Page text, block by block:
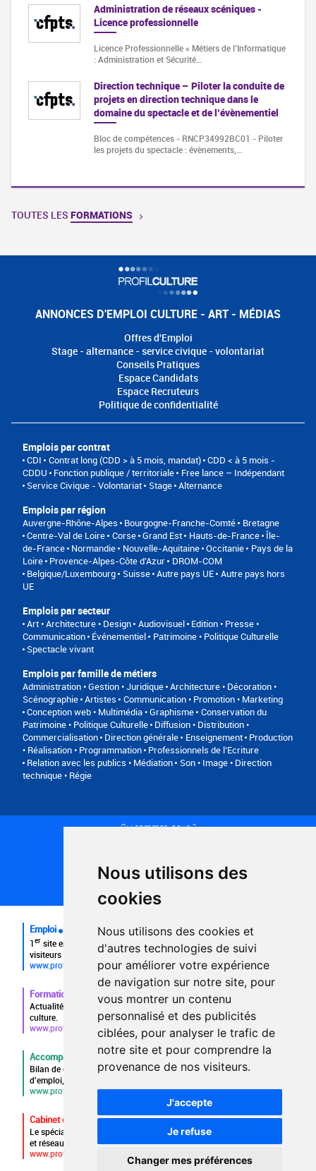
Nous utilisons des
cookies
Nous utilisons des cookies et
d'autres technologies de suivi
pour améliorer votre expérience
de navigation sur notre site, pour
vous montrer un contenu
personnalisé et des publicités
ciblées, pour analyser le trafic de
notre site et pour comprendre la
provenance de nos visiteurs.
J'accepte
Je refuse
Changer mes préférences
Administration de réseaux scéniques -
Licence professionnelle
Licence Professionnelle « Métiers de l’Informatique
: Administration et Sécurité…
Direction technique – Piloter la conduite de
projets en direction technique dans le
domaine du spectacle et de l’évènementiel
Bloc de compétences - RNCP34992BC01 - Piloter
les projets du spectacle : évènements,…
TOUTES LES FORMATIONS
ANNONCES D'EMPLOI CULTURE - ART - MÉDIAS
Offres d'Emploi
Stage - alternance - service civique - volontariat
Conseils Pratiques
Espace Candidats
Espace Recruteurs
Politique de confidentialité
Emplois par contrat
CDI Contrat long (CDD > à 5 mois, mandat) CDD < à 5 mois -
CDDU
Fonction publique / territoriale
Free lance – Indépendant
Service Civique - Volontariat
Stage Alternance
Emplois par région
Auvergne-Rhône-Alpes Bourgogne-Franche-Comté
Bretagne
Centre-Val de Loire Corse Grand Est Hauts-de-France Île-
de-France Normandie Nouvelle-Aquitaine Occitanie
Pays de la
Loire Provence-Alpes-Côte d'Azur
DROM-COM
Belgique/Luxembourg
Suisse Autre pays UE Autre pays hors
UE
Emplois par secteur
Art • Architecture • Design Audiovisuel Edition • Presse •
Communication Événementiel
Patrimoine • Politique Culturelle
Spectacle vivant
Emplois par famille de métiers
Administration • Gestion • Juridique Architecture • Décoration •
Scénographie Artistes
Communication • Promotion • Marketing
Conception web • Multimédia • Graphisme Conservation du
Patrimoine • Politique Culturelle Diffusion • Distribution •
Commercialisation Direction générale Enseignement Production
• Réalisation • Programmation Professionnels de l’Ecriture
Relation avec les publics • Médiation
Son • Image • Direction
technique • Régie
Qui sommes-nous ?
Plan du site
FAQ recruteurs
FAQ
Emploi
1er site emploi du secteur culturel 784.000 visites et 230.000
visiteurs uniques par mois.
www.profilculture.com
Formation
Actualités, guide et annuaire des formations aux métiers de la
culture.
www.profilculture-formation.com
Accompagnement professionnel
Bilan de compétences, coaching, techniques de recherche
d'emploi, entretien conseil.
www.profilculture-competences.com
Cabinet de recrutement
Le spécialiste du secteur culturel, une cvthèque de 86.000 CV
et réseau unique de professionnels.
www.profilculture-conseil.com/cabinet-recrutement